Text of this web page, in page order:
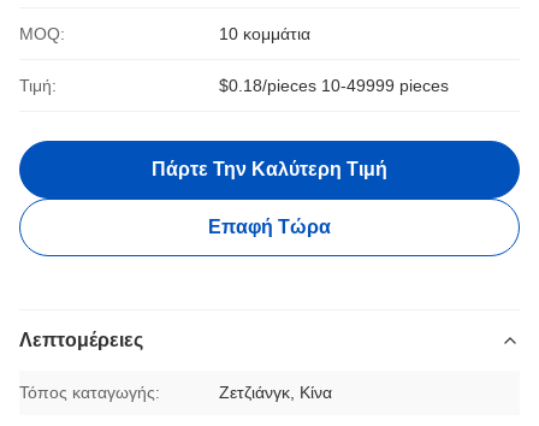
MOQ: 10 κομμάτια
Τιμή: $0.18/pieces 10-49999 pieces
Πάρτε Την Καλύτερη Τιμή
Επαφή Τώρα
Λεπτομέρειες
Τόπος καταγωγής: Ζετζιάνγκ, Κίνα